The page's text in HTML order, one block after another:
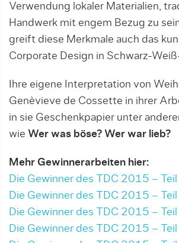
Verwendung lokaler Materialien,
Handwerk mit engem Bezug zu
greift diese Merkmale auch das
Corporate Design in Schwarz-
Ihre eigene Interpretation von
Genèvieve de Cossette in ihrer
in sie Geschenkpapier unter
wie Wer was böse? Wer war lieb?
Mehr Gewinnerarbeiten hier:
Die Gewinner des TDC 2015 – Teil
Die Gewinner des TDC 2015 – Teil
Die Gewinner des TDC 2015 – Teil
Die Gewinner des TDC 2015 – Teil